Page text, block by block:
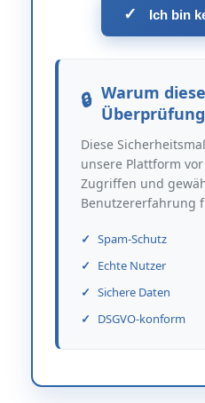
✓ Ich bin
Warum diese
Diese
unsere Plattform
Zugriffen und
Benutzererfahrung
Spam-Schutz
Echte Nutzer
Sichere Daten
DSGVO-konform